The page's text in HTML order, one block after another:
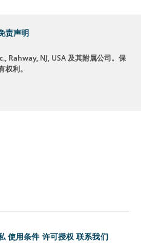
责声明
Rahway, NJ, USA 及其附属公司。保
权利。
使用条件 许可授权 联系我们